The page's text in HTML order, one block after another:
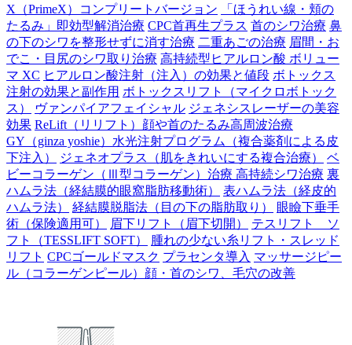
X（PrimeX）コンプリートバージョン
「ほうれい線・頬の
たるみ」即効型解消治療 CPC首再生プラス 首のシワ治療 鼻
の下のシワを整形せずに消す治療 二重あごの治療 眉間・お
でこ・目尻のシワ取り治療 高持続型ヒアルロン酸 ボリュー
マ XC ヒアルロン酸注射（注入）の効果と値段 ボトックス
注射の効果と副作用 ボトックスリフト（マイクロボトック
ス）
ヴァンパイアフェイシャル ジェネシスレーザーの美容
効果 ReLift（リリフト）顔や首のたるみ高周波治療
GY（ginza yoshie）水光注射プログラム（複合薬剤による皮
下注入）
ジェネオプラス（肌をきれいにする複合治療）
ベ
ビーコラーゲン（Ⅲ型コラーゲン）治療 高持続シワ治療 裏
ハムラ法（経結膜的眼窩脂肪移動術）
表ハムラ法（経皮的
ハムラ法）
経結膜脱脂法（目の下の脂肪取り）
眼瞼下垂手
術（保険適用可）
眉下リフト（眉下切開）
テスリフト ソ
フト（TESSLIFT SOFT）
腫れの少ない糸リフト・スレッド
リフト CPCゴールドマスク プラセンタ導入 マッサージピー
ル（コラーゲンピール）顔・首のシワ、毛穴の改善